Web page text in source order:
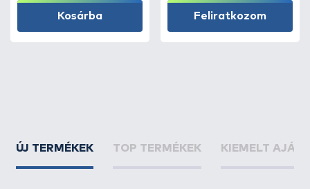
Kosárba Feliratkozom
ÚJ TERMÉKEK TOP TERMÉKEK KIEMELT